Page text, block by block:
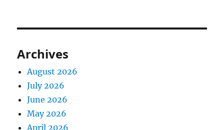
Archives
August 2026
July 2026
June 2026
May 2026
April 2026